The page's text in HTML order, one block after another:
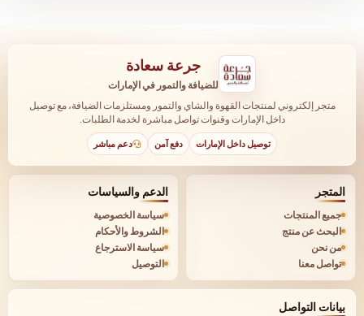
جرعة سعادة
للضيافة والتمور في الإمارات
متجر إلكتروني لمنتجات القهوة والشاي والتمور ومستلزمات الضيافة، مع توصيل
داخل الإمارات وقنوات تواصل مباشرة لخدمة الطلبات.
توصيل داخل الإمارات دفع آمن دعم مباشر
المتجر
جميع المنتجات
البحث عن منتج
من نحن
تواصل معنا
الدعم والسياسات
سياسة الخصوصية
الشروط والأحكام
سياسة الاسترجاع
التوصيل
بيانات التواصل